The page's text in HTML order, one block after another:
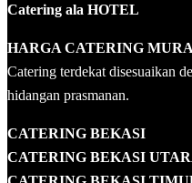
Catering ala HOTEL
HARGA CATERING
Catering terdekat disesuaikan
hidangan prasmanan.
CATERING BEKASI
CATERING BEKASI